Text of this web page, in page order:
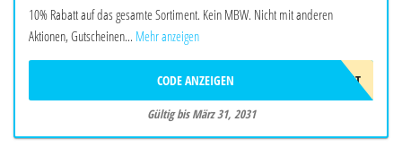
10% Rabatt auf das gesamte Sortiment. Kein MBW. Nicht mit anderen
Aktionen, Gutscheinen... Mehr anzeigen
10PROZENT
CODE ANZEIGEN
Gültig bis März 31, 2031